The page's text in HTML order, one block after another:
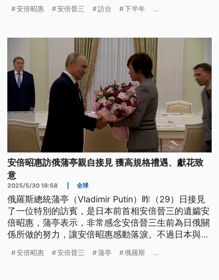
安倍昭惠 安倍晉三 訪台 下半年 ...
安倍昭惠訪俄蒲亭親自接見 獲高規格禮遇、獻花致
意
2025/5/30 18:58 全球
俄羅斯總統蒲亭（Vladimir Putin）昨（29）日接見
了一位特別的訪賓，是日本前首相安倍晉三的遺孀安
倍昭惠，蒲亭表示，非常感念安倍晉三生前為日俄關
係所做的努力，讓安倍昭惠感動落淚。不過日本與俄
制裁俄羅斯的行列；也因此，安倍昭惠的訪俄行程讓
安倍昭惠 安倍晉三 蒲亭 俄羅斯 ...